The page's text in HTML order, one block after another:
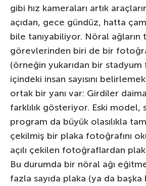
gibi hız kameraları artık
açıdan, gece gündüz, hatta
bile tanıyabiliyor. Nöral ağların
görevlerinden biri de bir
(örneğin yukarıdan bir stadyum
içindeki insan sayısını
ortak bir yanı var: Girdiler
farklılık gösteriyor. Eski model,
program da büyük olasılıkla
çekilmiş bir plaka fotoğrafını
açılı çekilen fotoğraflardan
Bu durumda bir nöral ağı
fazla sayıda plaka (ya da başka